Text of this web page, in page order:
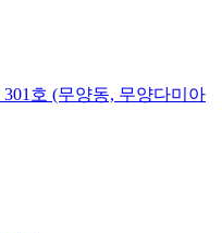
호 (무양동, 무양다미아